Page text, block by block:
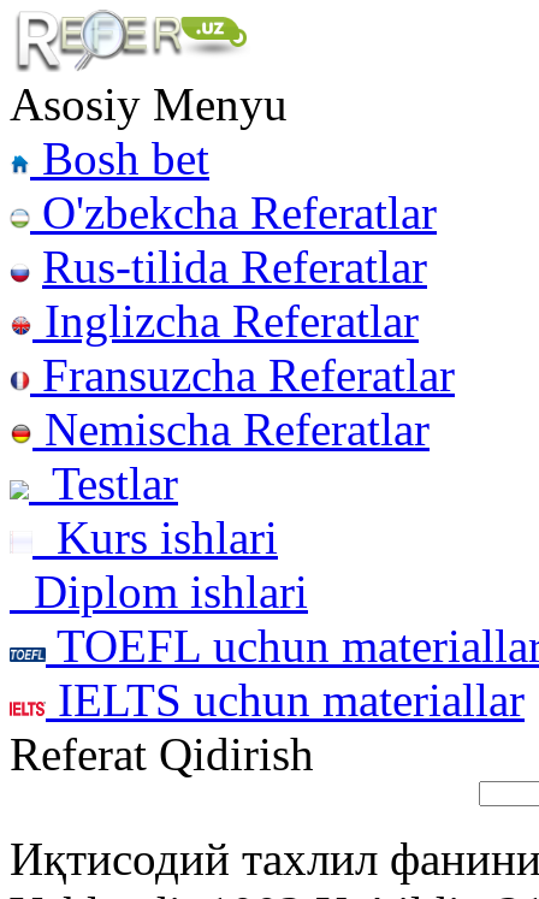
Asosiy Menyu
Bosh bet
O'zbekcha Referatlar
Rus-tilida Referatlar
Inglizcha Referatlar
Fransuzcha Referatlar
Nemischa Referatlar
Testlar
Kurs ishlari
Diplom ishlari
TOEFL uchun
IELTS uchun materiallar
Referat Qidirish
Иқтисодий тахлил